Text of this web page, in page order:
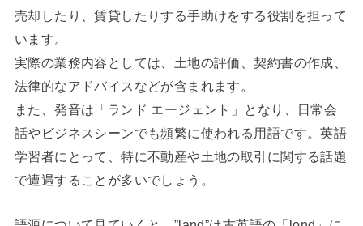
売却したり、賃貸したりする手助けをする役割を担って
います。
実際の業務内容としては、土地の評価、契約書の作成、
法律的なアドバイスなどが含まれます。
また、発音は「ランド エージェント」となり、日常会
話やビジネスシーンでも頻繁に使われる用語です。英語
学習者にとって、特に不動産や土地の取引に関する話題
で遭遇することが多いでしょう。